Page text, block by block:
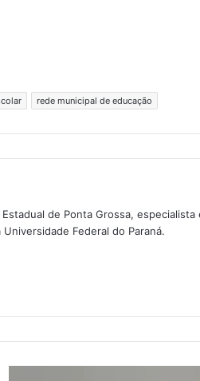
rede municipal de educação
de Ponta Grossa,
Federal do Paraná.